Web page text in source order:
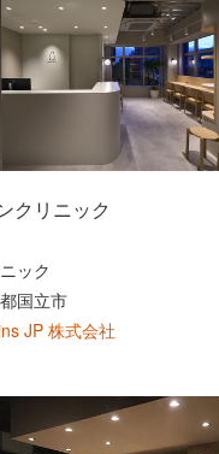
クリニック
ック
国立市
JP 株式会社